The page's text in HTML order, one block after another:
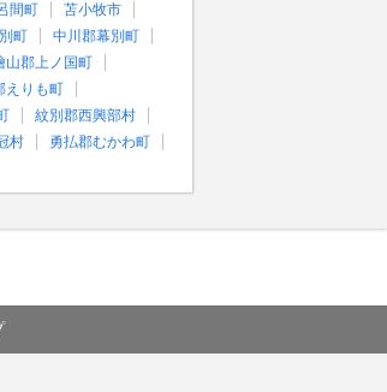
間町
苫小牧市
町
中川郡幕別町
山郡上ノ国町
えりも町
紋別郡西興部村
村
勇払郡むかわ町